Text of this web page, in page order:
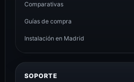
Comparativas
Guías de compra
Instalación en Madrid
SOPORTE